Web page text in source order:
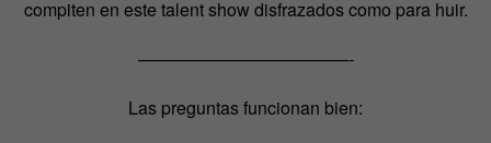
compiten en este talent show disfrazados como para huir.
————————————-
Las preguntas funcionan bien: